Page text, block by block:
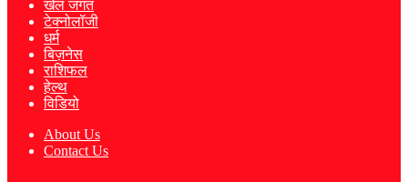
खेल जगत
टेक्नोलॉजी
धर्म
बिज़नेस
राशिफल
हेल्थ
विडियो
About Us
Contact Us